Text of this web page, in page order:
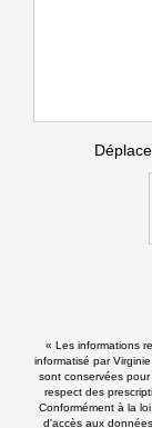
« Les informations
informatisé par
sont conservées
respect des
Conformément à la
d'accès aux